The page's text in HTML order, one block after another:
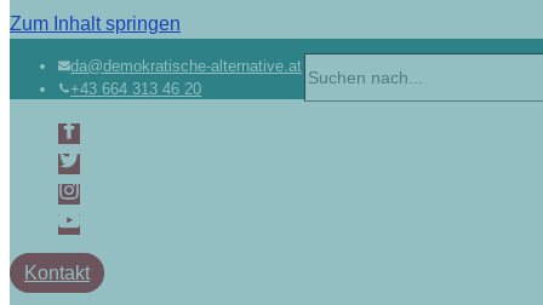
Zum Inhalt springen
da@demokratische-alternative.at
+43 664 313 46 20
Kontakt